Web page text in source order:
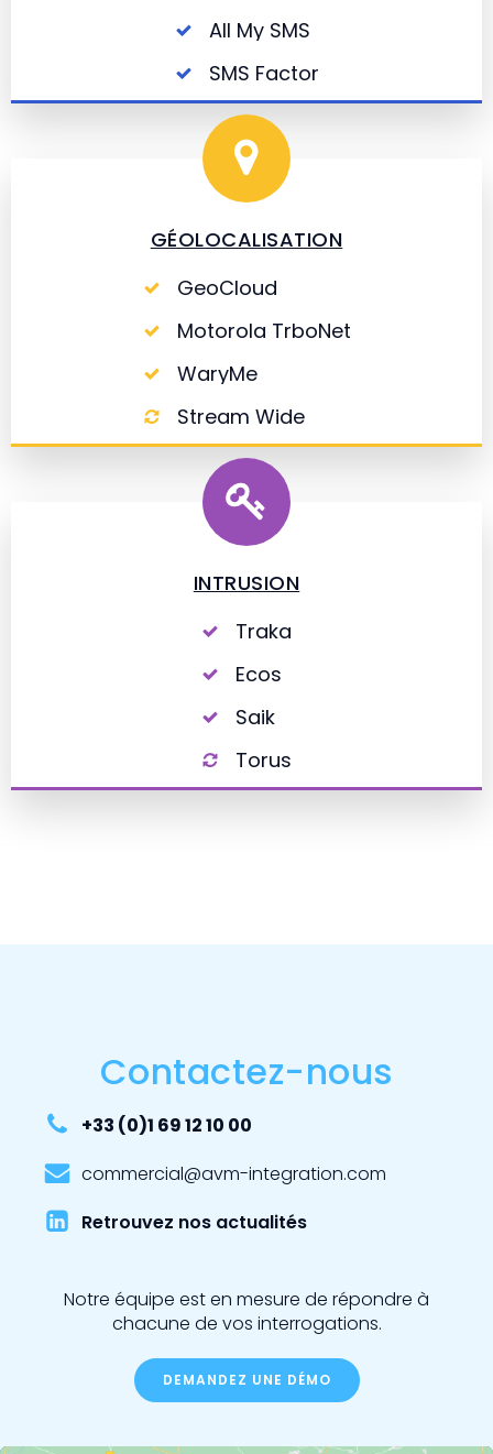
All My SMS
SMS Factor
GÉOLOCALISATION
GeoCloud
Motorola TrboNet
WaryMe
Stream Wide
INTRUSION
Traka
Ecos
Saik
Torus
Contactez-nous
+33 (0)1 69 12 10 00
commercial@avm-integration.com
Retrouvez nos actualités
Notre équipe est en mesure de répondre à
chacune de vos interrogations.
DEMANDEZ UNE DÉMO